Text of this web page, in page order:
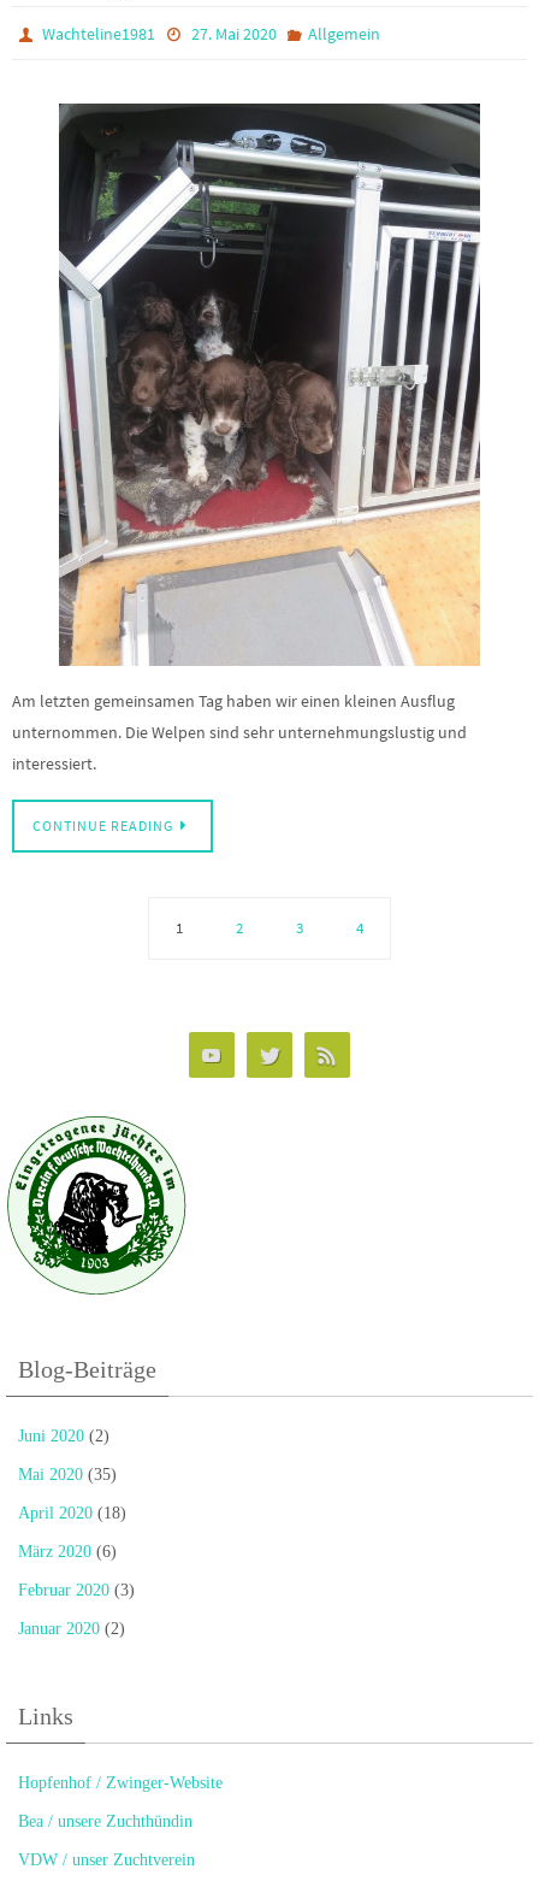
Wachteline1981 27. Mai 2020 Allgemein
Am letzten gemeinsamen Tag haben wir einen kleinen Ausflug
unternommen. Die Welpen sind sehr unternehmungslustig und
interessiert.
CONTINUE READING
1 2 3 4
Blog-Beiträge
Juni 2020 (2)
Mai 2020 (35)
April 2020 (18)
März 2020 (6)
Februar 2020 (3)
Januar 2020 (2)
Links
Hopfenhof / Zwinger-Website
Bea / unsere Zuchthündin
VDW / unser Zuchtverein